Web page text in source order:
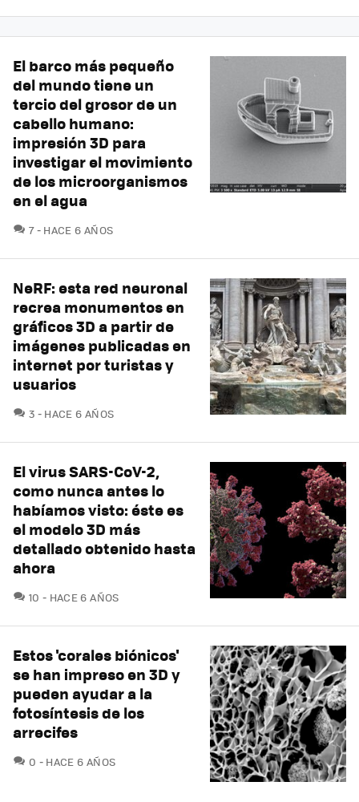
El barco más pequeño
del mundo tiene un
tercio del grosor de un
cabello humano:
impresión 3D para
investigar el movimiento
de los microorganismos
en el agua
7COMENTARIOS
HACE 6 AÑOS
NeRF: esta red neuronal
recrea monumentos en
gráficos 3D a partir de
imágenes publicadas en
internet por turistas y
usuarios
3 COMENTARIOS
HACE 6 AÑOS
El virus SARS-CoV-2,
como nunca antes lo
habíamos visto: éste es
el modelo 3D más
detallado obtenido hasta
ahora
10 COMENTARIOS
HACE 6 AÑOS
Estos 'corales biónicos'
se han impreso en 3D y
pueden ayudar a la
fotosíntesis de los
arrecifes
0 COMENTARIOS
HACE 6 AÑOS